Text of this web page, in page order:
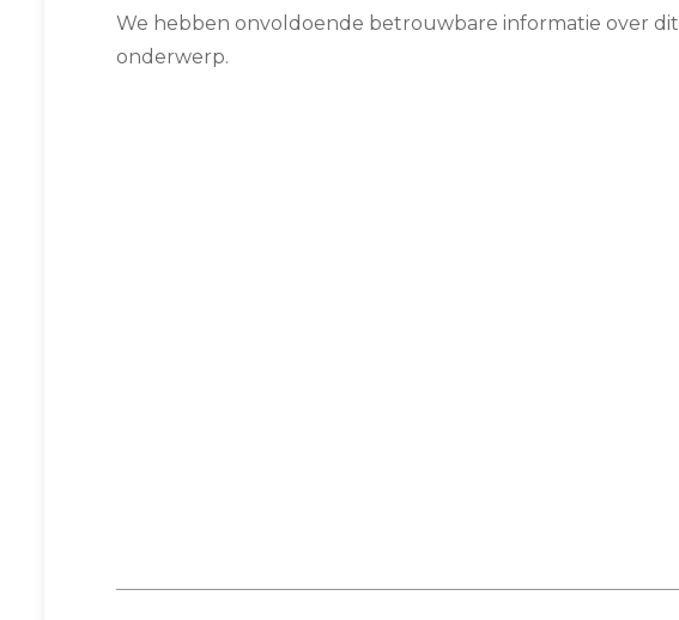
We hebben onvoldoende betrouwbare informatie over dit
onderwerp.